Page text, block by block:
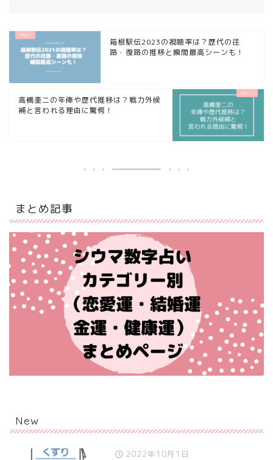
箱根駅伝2023の視聴率は？歴代の往
路・復路の推移と瞬間最高シーンも！
高橋奎二の年俸や歴代推移は？戦力外候
補と言われる理由に驚愕！
まとめ記事
New
2022年10月1日